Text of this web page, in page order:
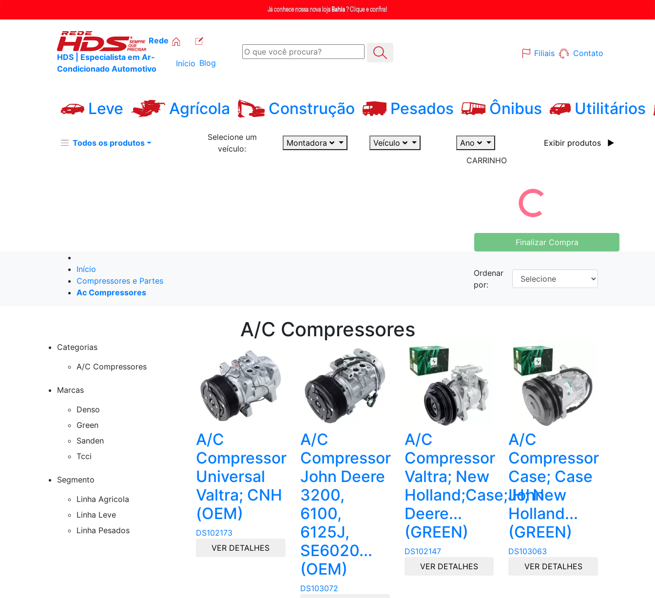
Rede
HDS | Especialista em Ar-
Condicionado Automotivo
Início Blog
Filiais Contato
Leve Agrícola Construção Pesados Ônibus Utilitários
Todos os produtos
Selecione um
veículo:
Montadora Veículo Ano Exibir produtos
▶
CARRINHO
Finalizar Compra
Início
Compressores e Partes
Ac Compressores
Ordenar
por:
A/C Compressores
Categorias
A/C Compressores
Marcas
Denso
Green
Sanden
Tcci
Segmento
Linha Agricola
Linha Leve
Linha Pesados
A/C
Compressor
Universal
Valtra; CNH
(OEM)
DS102173
VER DETALHES
A/C
Compressor
John Deere
3200,
6100,
6125J,
SE6020...
(OEM)
DS103072
A/C
Compressor
Valtra; New
Holland;Case;John
Deere...
(GREEN)
DS102147
VER DETALHES
A/C
Compressor
Case; Case
IH; New
Holland...
(GREEN)
DS103063
VER DETALHES